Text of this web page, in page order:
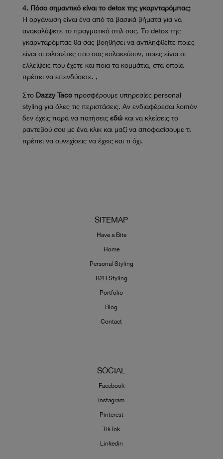
4. Πόσο σημαντικό είναι το detox της γκαρνταρόμπας;
Η οργάνωση είναι ένα από τα βασικά βήματα για να
ανακαλύψετε το πραγματικό στιλ σας. Το detox της
γκαρνταρόμπας θα σας βοηθήσει να αντιληφθείτε ποιες
είναι οι σιλουέτες που σας κολακεύουν, ποιες είναι οι
ελλείψεις που έχετε και ποια τα κομμάτια, στα οποία
πρέπει να επενδύσετε. ,
Στο Dazzy Tacoπροσφέρουμε υπηρεσίες personal
styling για όλες τις περιστάσεις. Αν ενδιαφέρεσαι λοιπόν
δεν έχεις παρά να πατήσεις εδώκαι να κλείσεις το
ραντεβού σου με ένα κλικ και μαζί να αποφασίσουμε τι
πρέπει να συνεχίσεις να έχεις και τι όχι.
SITEMAP
Have a Bite
Home
Personal Styling
B2B Styling
Portfolio
Blog
Contact
SOCIAL
Facebook
Instagram
Pinterest
TikTok
Linkedin